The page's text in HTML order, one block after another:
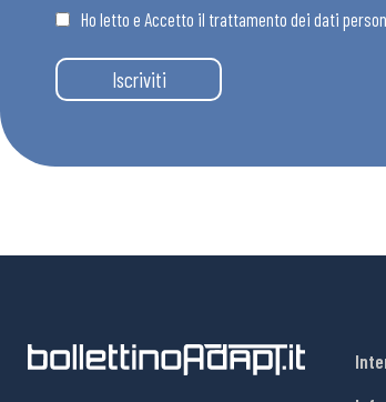
Ho letto e Accetto il trattamento dei dati
Iscriviti